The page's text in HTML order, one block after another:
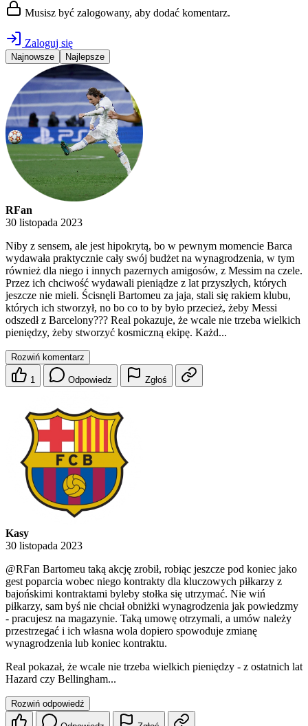
Musisz być zalogowany, aby dodać komentarz.
Zaloguj się
Najnowsze Najlepsze
RFan
30 listopada 2023
Niby z sensem, ale jest hipokrytą, bo w pewnym momencie Barca
wydawała praktycznie cały swój budżet na wynagrodzenia, w tym
również dla niego i innych pazernych amigosów, z Messim na czele.
Przez ich chciwość wydawali pieniądze z lat przyszłych, których
jeszcze nie mieli. Ścisnęli Bartomeu za jaja, stali się rakiem klubu,
których ich stworzył, no bo co to by było przecież, żeby Messi
odszedł z Barcelony??? Real pokazuje, że wcale nie trzeba wielkich
pieniędzy, żeby stworzyć kosmiczną ekipę. Każd...
Rozwiń komentarz
1 Odpowiedz Zgłoś
Kasy
30 listopada 2023
@RFan Bartomeu taką akcję zrobił, robiąc jeszcze pod koniec jako
gest poparcia wobec niego kontrakty dla kluczowych piłkarzy z
bajońskimi kontraktami byleby stołka się utrzymać. Nie wiń
piłkarzy, sam byś nie chciał obniżki wynagrodzenia jak powiedzmy
- pracujesz na magazynie. Taką umowę otrzymali, a umów należy
przestrzegać i ich własna wola dopiero spowoduje zmianę
wynagrodzenia lub koniec kontraktu.
Real pokazał, że wcale nie trzeba wielkich pieniędzy - z ostatnich lat
Hazard czy Bellingham...
Rozwiń odpowiedź